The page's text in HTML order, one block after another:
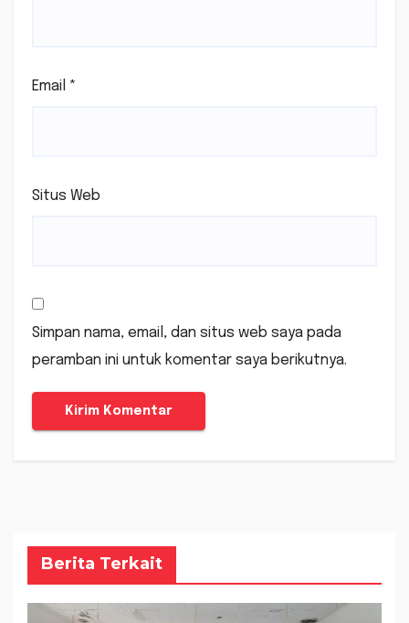
Email *
Situs Web
Simpan nama, email, dan situs web saya pada
peramban ini untuk komentar saya berikutnya.
Berita Terkait